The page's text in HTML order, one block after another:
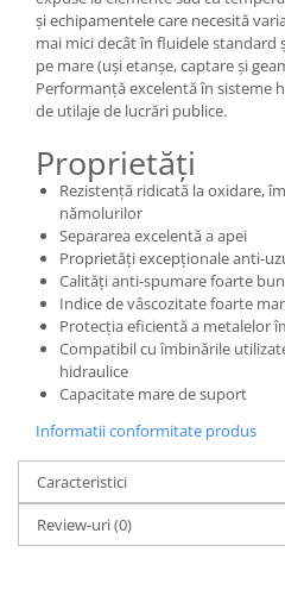
și echipamentele care necesită
mai mici decât în fluidele standard
pe mare (uși etanșe, captare și
Performanță excelentă în sisteme
de utilaje de lucrări publice.
Proprietăți
Rezistență ridicată la oxidare,
nămolurilor
Separarea excelentă a apei
Proprietăți excepționale anti-
Calități anti-spumare foarte
Indice de vâscozitate foarte
Protecția eficientă a metalelor
Compatibil cu îmbinările
hidraulice
Capacitate mare de suport
Informatii conformitate produs
Caracteristici
Review-uri(0)